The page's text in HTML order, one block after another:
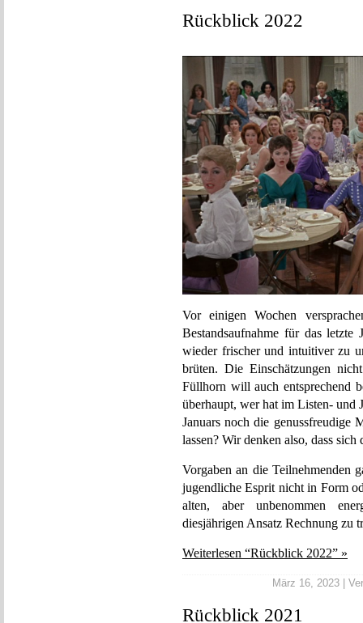
Rückblick 2022
Vor einigen Wochen
Bestandsaufnahme für das
wieder frischer und intuitiver zu
brüten. Die Einschätzungen
Füllhorn will auch entsprechend
überhaupt, wer hat im Listen- und
Januars noch die genussfreudige
lassen? Wir denken also, dass
Vorgaben an die Teilnehmenden
jugendliche Esprit nicht in Form
alten, aber unbenommen
diesjährigen Ansatz Rechnung zu
Weiterlesen “Rückblick 2022” »
März 16, 2023 |
Rückblick 2021